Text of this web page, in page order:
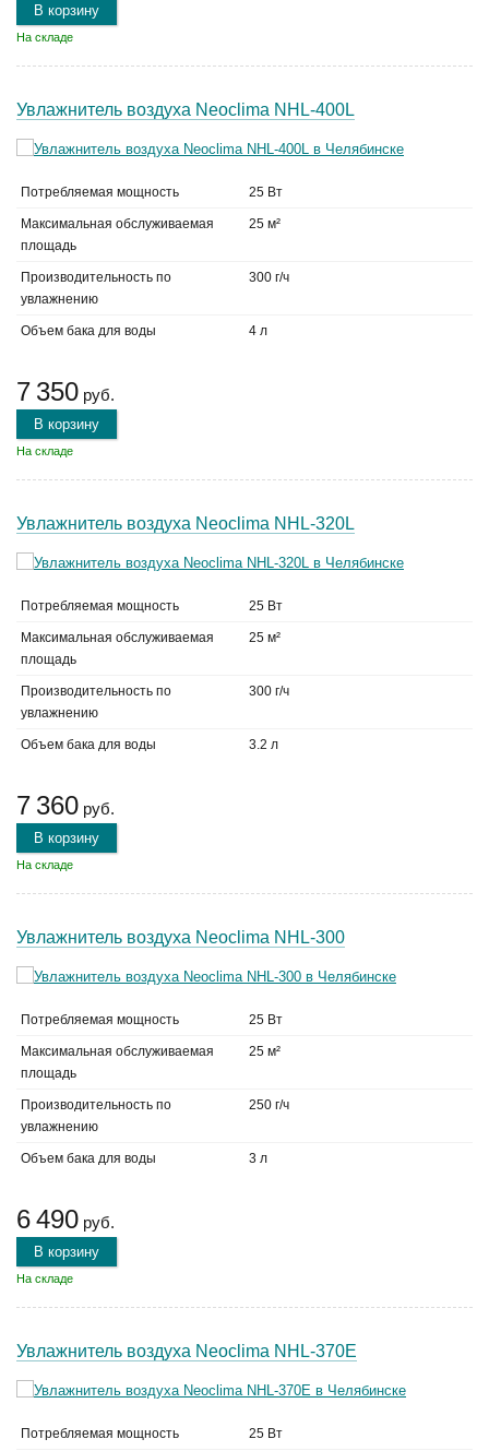
В корзину
На складе
Увлажнитель воздуха Neoclima NHL-400L
Потребляемая мощность 25 Вт
Максимальная обслуживаемая
площадь
25 м²
Производительность по
увлажнению
300 г/ч
Объем бака для воды 4 л
7 350 руб.
В корзину
На складе
Увлажнитель воздуха Neoclima NHL-320L
Потребляемая мощность 25 Вт
Максимальная обслуживаемая
площадь
25 м²
Производительность по
увлажнению
300 г/ч
Объем бака для воды 3.2 л
7 360 руб.
В корзину
На складе
Увлажнитель воздуха Neoclima NHL-300
Потребляемая мощность 25 Вт
Максимальная обслуживаемая
площадь
25 м²
Производительность по
увлажнению
250 г/ч
Объем бака для воды 3 л
6 490 руб.
В корзину
На складе
Увлажнитель воздуха Neoclima NHL-370E
Потребляемая мощность 25 Вт